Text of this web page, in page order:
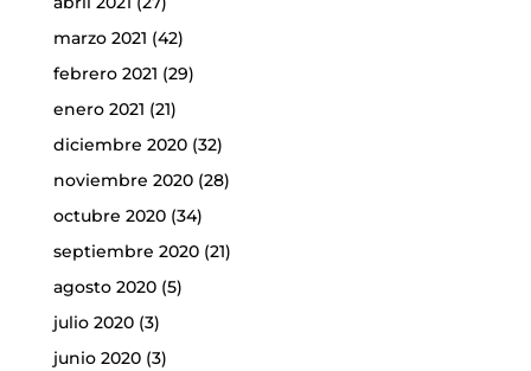
marzo 2021 (42)
febrero 2021 (29)
enero 2021 (21)
diciembre 2020(32)
noviembre 2020(28)
octubre 2020(34)
septiembre 2020(21)
agosto 2020(5)
julio 2020(3)
junio 2020(3)